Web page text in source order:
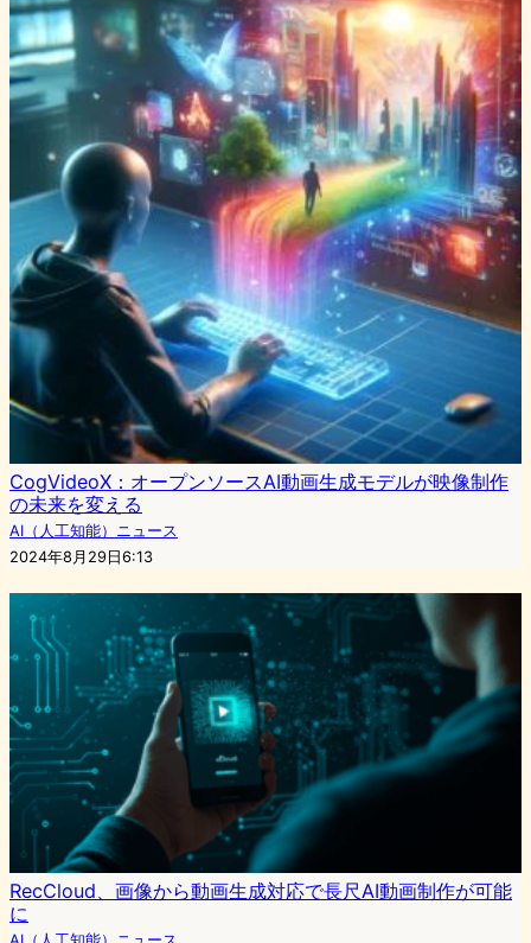
CogVideoX：オープンソースAI動画生成モデルが映像制作
の未来を変える
AI（人工知能）ニュース
2024年8月29日6:13
RecCloud、画像から動画生成対応で長尺AI動画制作が可能
に